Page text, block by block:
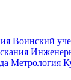
Воинский
Метрология